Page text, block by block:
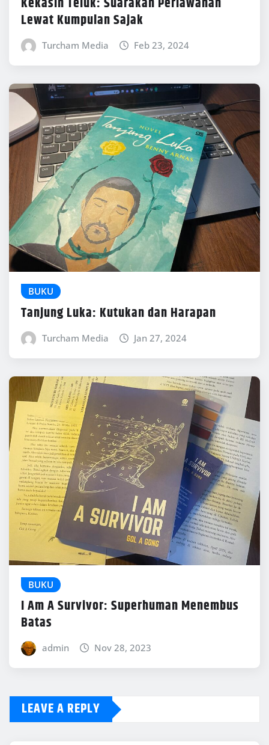
Lewat Kumpulan Sajak
Turcham Media Feb 23, 2024
BUKU
Tanjung Luka: Kutukan dan Harapan
Turcham Media Jan 27, 2024
BUKU
I Am A Survivor: Superhuman Menembus
Batas
admin Nov 28, 2023
LEAVE A REPLY